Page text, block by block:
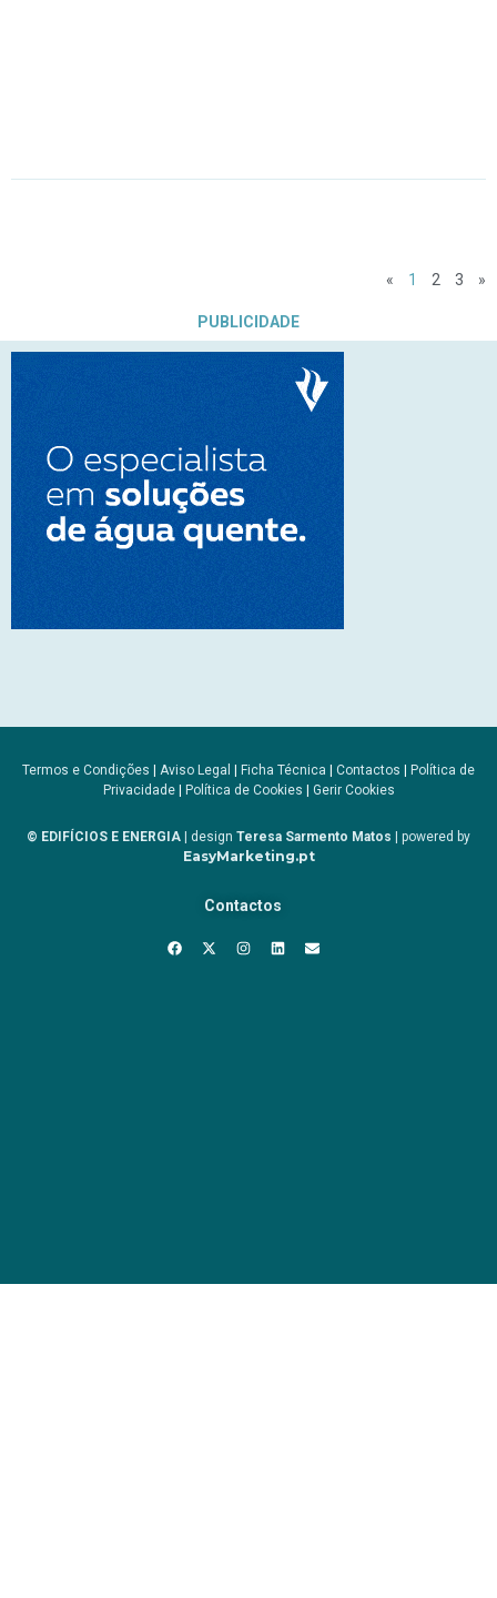
« 1 2 3 »
PUBLICIDADE
Termos e Condições | Aviso Legal | Ficha Técnica | Contactos | Política de
Privacidade| Política de Cookies | Gerir Cookies
© EDIFÍCIOS E ENERGIA | design Teresa Sarmento Matos | powered by
EasyMarketing.pt
Contactos